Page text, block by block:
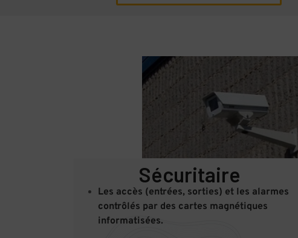
Sécuritaire
Les accès (entrées, sorties) et les alarmes
contrôlés par des cartes magnétiques
informatisées.